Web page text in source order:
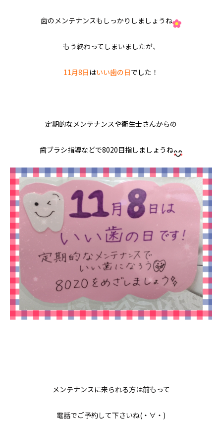
歯のメンテナンスもしっかりしましょうね
もう終わってしまいましたが、
11月8日 はいい歯の日でした！
定期的なメンテナンスや衛生士さんからの
歯ブラシ指導などで8020目指しましょうね
メンテナンスに来られる方は前もって
電話でご予約して下さいね(・∀・)